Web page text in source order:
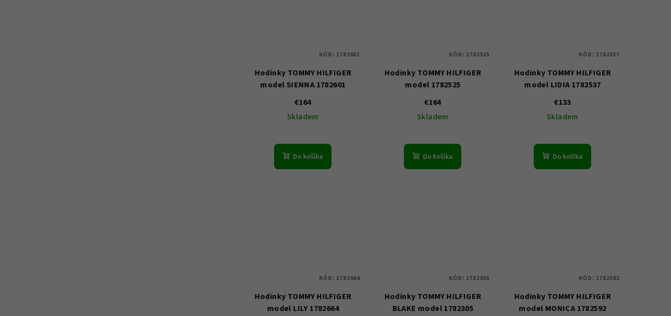
Hodinky TOMMY HILFIGER
model SIENNA 1782601
€164
Skladem
Do košíka
KÓD: 1782601
Hodinky TOMMY HILFIGER
model 1782525
€164
Skladem
Do košíka
KÓD: 1782525
Hodinky TOMMY HILFIGER
model LIDIA 1782537
€133
Skladem
Do košíka
KÓD: 1782537
Hodinky TOMMY HILFIGER
model LILY 1782664
KÓD: 1782664
Hodinky TOMMY HILFIGER
BLAKE model 1782305
KÓD: 1782305
Hodinky TOMMY HILFIGER
model MONICA 1782592
KÓD: 1782592